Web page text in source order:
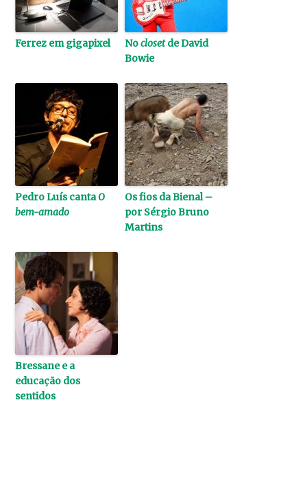
Ferrez em gigapixel Noclosetde David
Bowie
Pedro Luís cantaO
bem-amado
Os fios da Bienal –
por Sérgio Bruno
Martins
Bressane e a
educação dos
sentidos